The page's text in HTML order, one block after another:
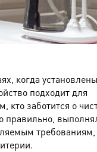
когда
подходит для
кто заботится о
правильно,
требованиям,